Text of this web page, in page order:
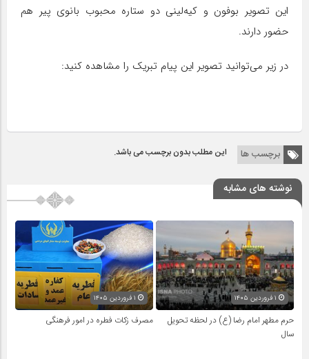
این تصویر بوفون و کیه‌لینی دو ستاره محبوب بانوی پیر هم
حضور دارند.
در زیر می‌توانید تصویر این پیام تبریک را مشاهده کنید:
برچسب ها این مطلب بدون برچسب می باشد.
نوشته های مشابه
حرم مطهر امام رضا (ع) در لحظه تحویل
سال
مصرف زکات فطره در امور فرهنگی